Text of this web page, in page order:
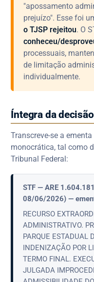
"apossamento
prejuízo". Esse foi
o TJSP rejeitou. O
conheceu/
processuais,
de limitação
individualmente.
Íntegra da decisão
Transcreve-se a
monocrática, tal como
Tribunal Federal:
STF — ARE
08/06/2026) —
RECURSO
ADMINISTRATIVO.
PARQUE ESTADUAL
INDENIZAÇÃO POR
TERMO FINAL.
JULGADA